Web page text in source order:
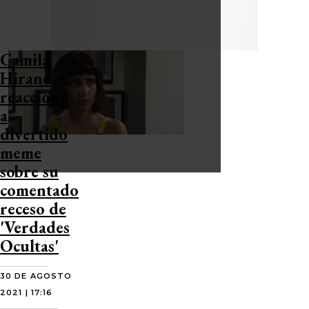
Camila
Hirane
reaccionó
a
divertido
meme
sobre su
comentado
receso de
'Verdades
Ocultas'
30 DE AGOSTO
2021 | 17:16